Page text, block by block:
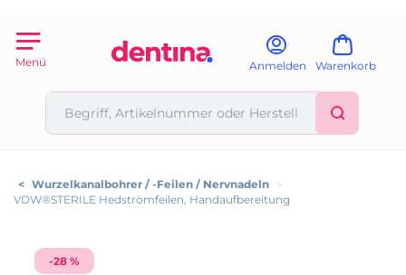
Menü Anmelden Warenkorb
< Wurzelkanalbohrer / -Feilen / Nervnadeln >
VDW®STERILE Hedströmfeilen, Handaufbereitung
-28 %